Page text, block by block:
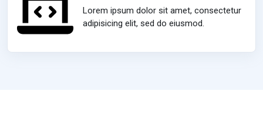
Lorem ipsum dolor sit amet, consectetur
adipisicing elit, sed do eiusmod.